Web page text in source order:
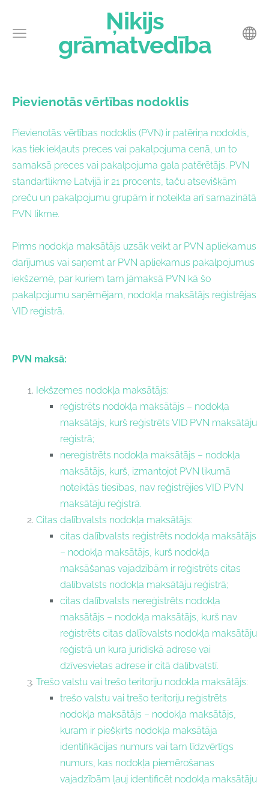
Ņikijs
grāmatvedība
Pievienotās vērtības nodoklis
Pievienotās vērtības nodoklis (PVN) ir patēriņa nodoklis,
kas tiek iekļauts preces vai pakalpojuma cenā, un to
samaksā preces vai pakalpojuma gala patērētājs. PVN
standartlikme Latvijā ir 21 procents, taču atsevišķām
preču un pakalpojumu grupām ir noteikta arī samazinātā
PVN likme.
Pirms nodokļa maksātājs uzsāk veikt ar PVN apliekamus
darījumus vai saņemt ar PVN apliekamus pakalpojumus
iekšzemē, par kuriem tam jāmaksā PVN kā šo
pakalpojumu saņēmējam, nodokļa maksātājs reģistrējas
VID reģistrā.
PVN maksā:
Iekšzemes nodokļa maksātājs:
reģistrēts nodokļa maksātājs – nodokļa
maksātājs, kurš reģistrēts VID PVN maksātāju
reģistrā;
nereģistrēts nodokļa maksātājs – nodokļa
maksātājs, kurš, izmantojot PVN likumā
noteiktās tiesības, nav reģistrējies VID PVN
maksātāju reģistrā.
Citas dalībvalsts nodokļa maksātājs:
citas dalībvalsts reģistrēts nodokļa maksātājs
– nodokļa maksātājs, kurš nodokļa
maksāšanas vajadzībām ir reģistrēts citas
dalībvalsts nodokļa maksātāju reģistrā;
citas dalībvalsts nereģistrēts nodokļa
maksātājs – nodokļa maksātājs, kurš nav
reģistrēts citas dalībvalsts nodokļa maksātāju
reģistrā un kura juridiskā adrese vai
dzīvesvietas adrese ir citā dalībvalstī.
Trešo valstu vai trešo teritoriju nodokļa maksātājs:
trešo valstu vai trešo teritoriju reģistrēts
nodokļa maksātājs – nodokļa maksātājs,
kuram ir piešķirts nodokļa maksātāja
identifikācijas numurs vai tam līdzvērtīgs
numurs, kas nodokļa piemērošanas
vajadzībām ļauj identificēt nodokļa maksātāju